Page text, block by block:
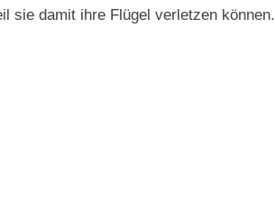
sie damit ihre Flügel verletzen können.